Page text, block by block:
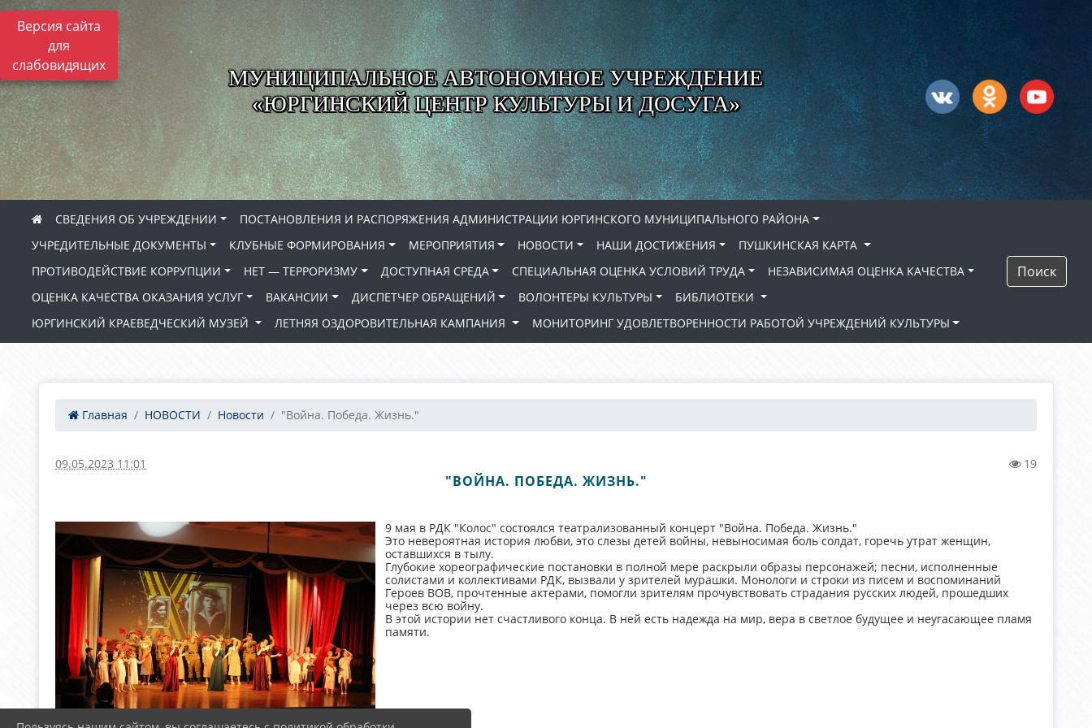
Версия сайта
для
слабовидящих
МУНИЦИПАЛЬНОЕ АВТОНОМНОЕ УЧРЕЖДЕНИЕ
«ЮРГИНСКИЙ ЦЕНТР КУЛЬТУРЫ И ДОСУГА»
СВЕДЕНИЯ ОБ УЧРЕЖДЕНИИ
ПОСТАНОВЛЕНИЯ И РАСПОРЯЖЕНИЯ АДМИНИСТРАЦИИ ЮРГИНСКОГО МУНИЦИПАЛЬНОГО РАЙОНА
УЧРЕДИТЕЛЬНЫЕ ДОКУМЕНТЫ
КЛУБНЫЕ ФОРМИРОВАНИЯ МЕРОПРИЯТИЯ НОВОСТИ НАШИ ДОСТИЖЕНИЯ
ПУШКИНСКАЯ КАРТА
ПРОТИВОДЕЙСТВИЕ КОРРУПЦИИ
НЕТ — ТЕРРОРИЗМУ ДОСТУПНАЯ СРЕДА СПЕЦИАЛЬНАЯ ОЦЕНКА УСЛОВИЙ ТРУДА
НЕЗАВИСИМАЯ ОЦЕНКА КАЧЕСТВА
ОЦЕНКА КАЧЕСТВА ОКАЗАНИЯ УСЛУГ
ВАКАНСИИ ДИСПЕТЧЕР ОБРАЩЕНИЙ ВОЛОНТЕРЫ КУЛЬТУРЫ
БИБЛИОТЕКИ
ЮРГИНСКИЙ КРАЕВЕДЧЕСКИЙ МУЗЕЙ
ЛЕТНЯЯ ОЗДОРОВИТЕЛЬНАЯ КАМПАНИЯ МОНИТОРИНГ УДОВЛЕТВОРЕННОСТИ РАБОТОЙ УЧРЕЖДЕНИЙ КУЛЬТУРЫ
Поиск
Главная НОВОСТИ Новости "Война. Победа. Жизнь."
09.05.2023 11:01 19
"ВОЙНА. ПОБЕДА. ЖИЗНЬ."
9 мая в РДК "Колос" состоялся театрализованный концерт "Война. Победа. Жизнь."
Это невероятная история любви, это слезы детей войны, невыносимая боль солдат, горечь утрат женщин,
оставшихся в тылу.
Глубокие хореографические постановки в полной мере раскрыли образы персонажей; песни, исполненные
солистами и коллективами РДК, вызвали у зрителей мурашки. Монологи и строки из писем и воспоминаний
Героев ВОВ, прочтенные актерами, помогли зрителям прочувствовать страдания русских людей, прошедших
через всю войну.
В этой истории нет счастливого конца. В ней есть надежда на мир, вера в светлое будущее и неугасающее пламя
памяти.